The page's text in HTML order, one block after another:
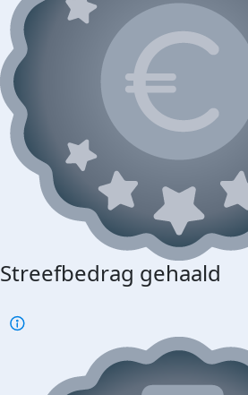
Streefbedrag gehaald